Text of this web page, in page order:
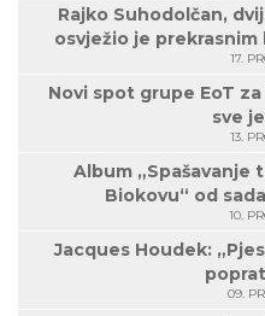
Rajko Suhodolčan,
osvježio je
17.
Novi spot grupe EoT
sve
13.
Album „Spašavanje
Biokovu“ od
10.
Jacques Houdek:
09.